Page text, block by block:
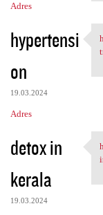
r
z
e
Adres
hypertensi
on
19.03.2024
Adres
detox in
kerala
19.03.2024